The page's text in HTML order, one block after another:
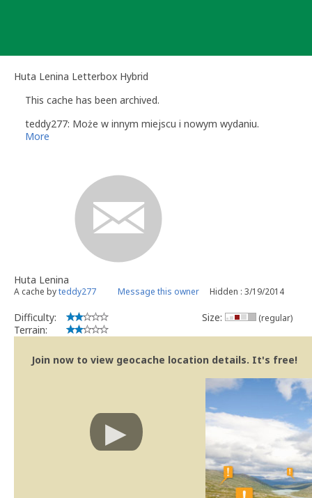
Huta Lenina Letterbox Hybrid
This cache has been archived.
teddy277: Może w innym miejscu i nowym wydaniu.
More
Huta Lenina
A cache byteddy277 Message this owner Hidden : 3/19/2014
Difficulty:
Terrain:
Size: (regular)
Join now to view geocache location details. It's free!